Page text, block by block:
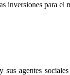
inversiones para el
agentes